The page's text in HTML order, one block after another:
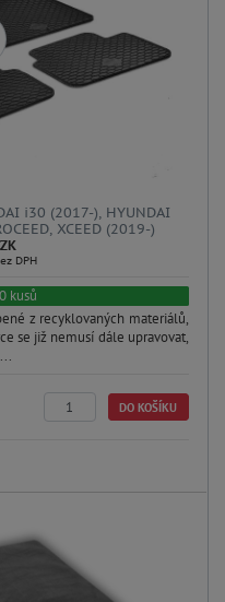
i30 (2017-), HYUNDAI
XCEED (2019-)
DPH
kusů
z recyklovaných materiálů,
se již nemusí dále upravovat,
DO KOŠÍKU